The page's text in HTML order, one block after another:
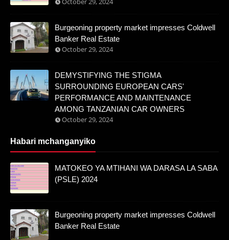
Burgeoning property market impresses Coldwell
Banker Real Estate
October 29, 2024
DEMYSTIFYING THE STIGMA
SURROUNDING EUROPEAN CARS'
PERFORMANCE AND MAINTENANCE
AMONG TANZANIAN CAR OWNERS
October 29, 2024
Habari mchanganyiko
MATOKEO YA MTIHANI WA DARASA LA SABA
(PSLE) 2024
Burgeoning property market impresses Coldwell
Banker Real Estate